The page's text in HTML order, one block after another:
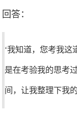
回答：
‘我知道，您考我这
是在考验我的思考
间，让我整理下我